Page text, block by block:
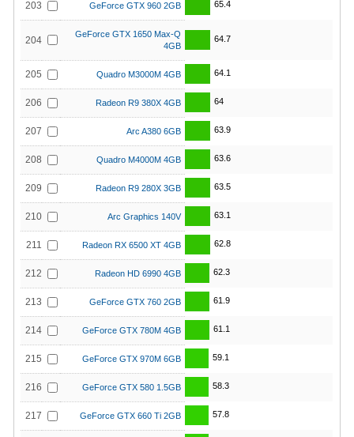
203 GeForce GTX 960 2GB 65.4
204
GeForce GTX 1650 Max-Q
4GB
64.7
205 Quadro M3000M 4GB 64.1
206 Radeon R9 380X 4GB 64
207 Arc A380 6GB 63.9
208 Quadro M4000M 4GB 63.6
209 Radeon R9 280X 3GB 63.5
210 Arc Graphics 140V 63.1
211 Radeon RX 6500 XT 4GB 62.8
212 Radeon HD 6990 4GB 62.3
213 GeForce GTX 760 2GB 61.9
214 GeForce GTX 780M 4GB 61.1
215 GeForce GTX 970M 6GB 59.1
216 GeForce GTX 580 1.5GB 58.3
217 GeForce GTX 660 Ti 2GB 57.8